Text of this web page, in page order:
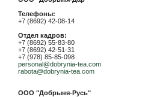
Телефоны:
+7 (8692) 42-08-14
Отдел кадров:
+7 (8692) 55-83-80
+7 (8692) 42-51-31
+7 (978) 85-85-098
personal@dobrynia-tea.com
rabota@dobrynia-tea.com
ООО "Добрыня-Русь"